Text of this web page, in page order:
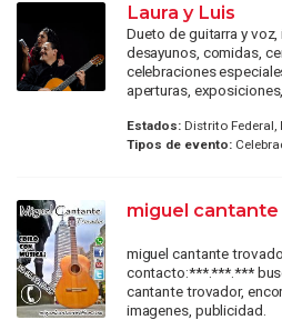
Laura y Luis
Dueto de guitarra y
desayunos, comidas,
celebraciones
aperturas,
Estados:Distrito Federal,
Tipos de evento:
miguel
miguel cantante
contacto:***.***.***
cantante trovador,
imagenes, publicidad.